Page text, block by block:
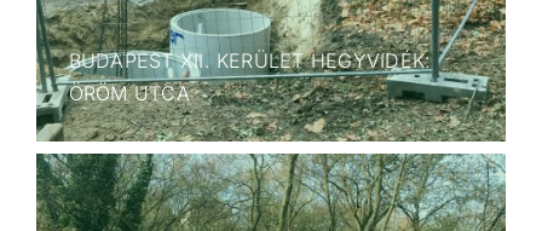
BUDAPEST XII. KERÜLET HEGYVIDÉK:
ÖRÖM UTCA